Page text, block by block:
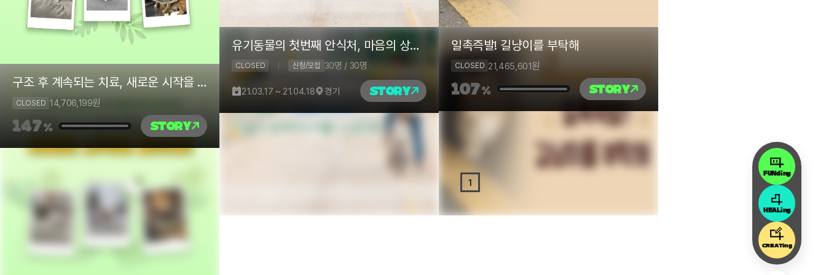
구조 후 계속되는 치료, 새로운 시작을 꿈 꿔요!
CLOSED 14,706,199원
147 % STORY
유기동물의 첫번째 안식처, 마음의 상처까지 아물 수 있도록
CLOSED 신청/모집 30명 / 30명
21.03.17 ~ 21.04.18 경기 STORY
일촉즉발! 길냥이를 부탁해
CLOSED 21,465,601원
107 % STORY
1
FUNding
HEALing
CREATing